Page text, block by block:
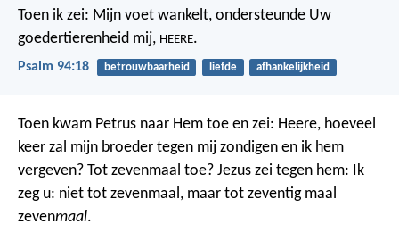
Toen ik zei: Mijn voet wankelt, ondersteunde Uw
goedertierenheid mij, HEERE.
Psalm 94:18 betrouwbaarheid liefde afhankelijkheid
Toen kwam Petrus naar Hem toe en zei: Heere, hoeveel
keer zal mijn broeder tegen mij zondigen en ik hem
vergeven? Tot zevenmaal toe? Jezus zei tegen hem: Ik
zeg u: niet tot zevenmaal, maar tot zeventig maal
zevenmaal.